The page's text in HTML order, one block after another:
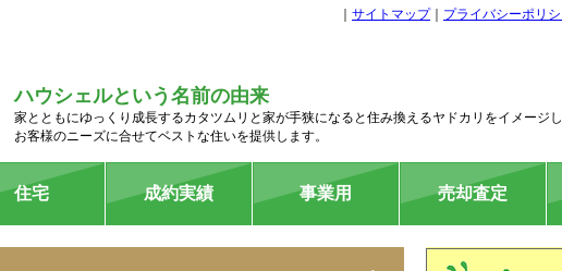
サイトマップ｜ プライバシーポリ
ハウシェルという名前の由来
家とともにゆっくり成長するカタツムリと家が手狭になると住み換えるヤドカリをイメージし
お客様のニーズに合せてベストな住いを提供します。
住宅
ョン
成約実績 事業用
収益物件
管理物件 住居用
駐車場
売却査定